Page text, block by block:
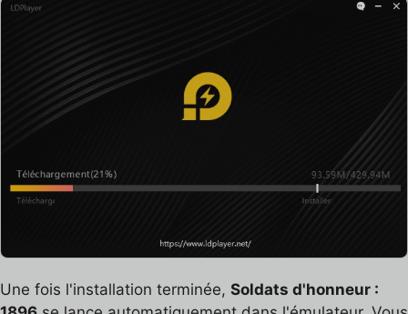
Une fois l'installation terminée, Soldats d'honneur :